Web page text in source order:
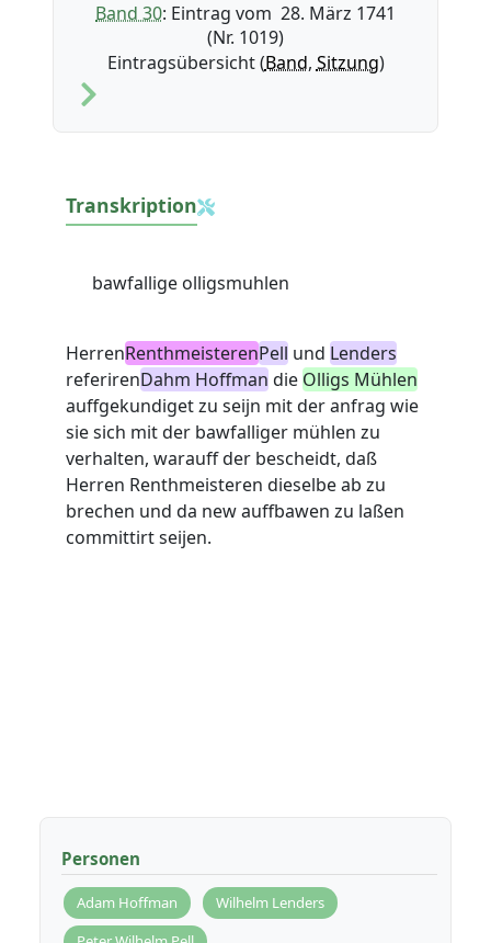
Band 30: Eintrag vom 28. März 1741
(Nr. 1019)
Eintragsübersicht (Band, Sitzung)
Transkription
bawfallige olligsmuhlen
HerrenRenthmeisterenPell und Lenders
referirenDahm Hoffman die Olligs Mühlen
auffgekundiget zu seijn mit der anfrag wie
sie sich mit der bawfalliger mühlen zu
verhalten, warauff der bescheidt, daß
Herren Renthmeisteren dieselbe abzu
brechen und da new auffbawen zu laßen
committirt seijen.
Personen
Adam Hoffman
Wilhelm Lenders